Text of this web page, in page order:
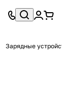
Зарядные